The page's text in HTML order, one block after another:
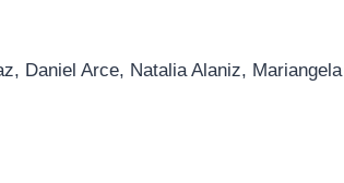
Daniel Arce, Natalia Alaniz, Mariangela